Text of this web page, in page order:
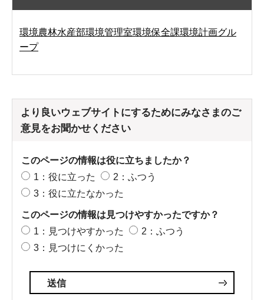
環境農林水産部環境管理室環境保全課環境計画グル
ープ
より良いウェブサイトにするためにみなさまのご
意見をお聞かせください
このページの情報は役に立ちましたか？
1：役に立った
2：ふつう
3：役に立たなかった
このページの情報は見つけやすかったですか？
1：見つけやすかった
2：ふつう
3：見つけにくかった